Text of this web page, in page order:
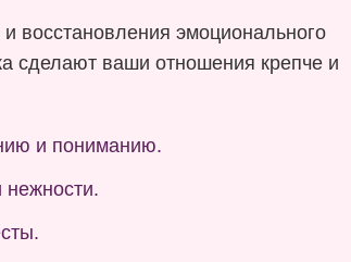
восстановления эмоционального
сделают ваши отношения крепче и
и пониманию.